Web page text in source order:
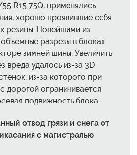
R15 75Q, применялись
хорошо проявившие себя
резины. Новейшими из
разрезы в блоках
зимней шины. Увеличить
вреда удалось из-за 3D
из-за которого при
дорогой ограничивается
подвижность блока.
отвод грязи и снега от
с магистралью